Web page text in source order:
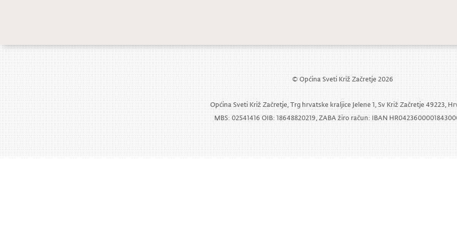
© Općina Sveti Križ Začretje 2026
Općina Sveti Križ Začretje, Trg hrvatske kraljice Jelene 1, Sv Križ Začretje 49223,
MBS: 02541416 OIB: 18648820219, ZABA žiro račun: IBAN